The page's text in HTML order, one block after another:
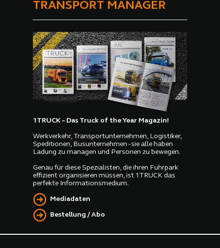
TRANSPORT MANAGER
1TRUCK – Das Truck of the Year Magazin!
Werkverkehr, Transportunternehmen, Logistiker,
Speditionen, Busunternehmen - sie alle haben
Ladung zu managen und Personen zu bewegen.
Genau für diese Spezialisten, die ihren Fuhrpark
effizient organisieren müssen, ist 1TRUCK das
perfekte Informationsmedium.
Mediadaten
Bestellung / Abo